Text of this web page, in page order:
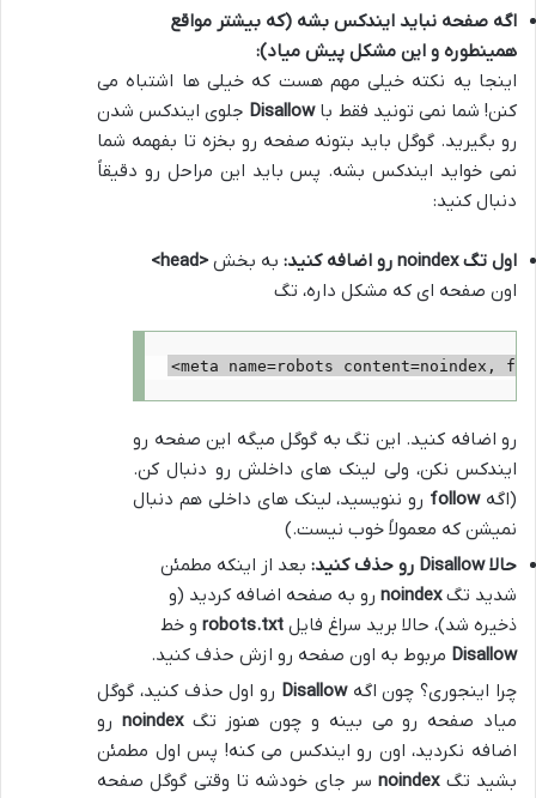
اگه صفحه نباید ایندکس بشه (که بیشتر مواقع
همینطوره و این مشکل پیش میاد):
اینجا یه نکته خیلی مهم هست که خیلی ها اشتباه می
کنن! شما نمی تونید فقط باDisallow جلوی ایندکس شدن
رو بگیرید. گوگل باید بتونه صفحه رو بخزه تا بفهمه شما
نمی خواید ایندکس بشه. پس باید این مراحل رو دقیقاً
دنبال کنید:
اول تگ noindex رو اضافه کنید: به بخش <head>
اون صفحه ای که مشکل داره، تگ
<meta name=robots content=noindex,
رو اضافه کنید. این تگ به گوگل میگه این صفحه رو
ایندکس نکن، ولی لینک های داخلش رو دنبال کن.
(اگهfollow رو ننویسید، لینک های داخلی هم دنبال
نمیشن که معمولاً خوب نیست.)
حالا Disallow رو حذف کنید:
بعد از اینکه مطمئن
شدید تگnoindex رو به صفحه اضافه کردید (و
ذخیره شد)، حالا برید سراغ فایل robots.txt و خط
Disallow مربوط به اون صفحه رو ازش حذف کنید.
چرا اینجوری؟ چون اگهDisallow رو اول حذف کنید، گوگل
میاد صفحه رو می بینه و چون هنوز تگnoindex رو
اضافه نکردید، اون رو ایندکس می کنه! پس اول مطمئن
بشید تگnoindexسر جای خودشه تا وقتی گوگل صفحه